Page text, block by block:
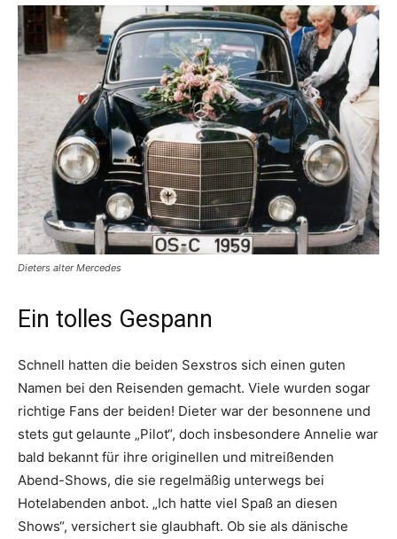
Dieters alter Mercedes
Ein tolles Gespann
Schnell hatten die beiden Sexstros sich einen guten
Namen bei den Reisenden gemacht. Viele wurden sogar
richtige Fans der beiden! Dieter war der besonnene und
stets gut gelaunte „Pilot“, doch insbesondere Annelie war
bald bekannt für ihre originellen und mitreißenden
Abend-Shows, die sie regelmäßig unterwegs bei
Hotelabenden anbot. „Ich hatte viel Spaß an diesen
Shows“, versichert sie glaubhaft. Ob sie als dänische